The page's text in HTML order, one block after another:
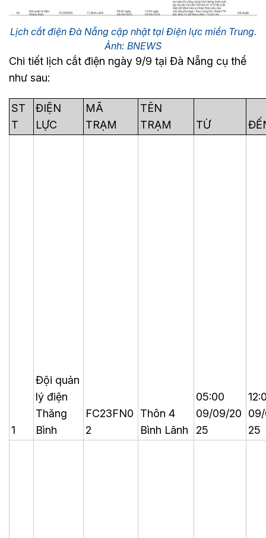
Lịch cắt điện Đà Nẵng cập nhật tại Điện lực miền Trung.
Ảnh: BNEWS
Chi tiết lịch cắt điện ngày 9/9 tại Đà Nẵng cụ thể
như sau:
ST
T
ĐIỆN
LỰC
MÃ
TRẠM
TÊN
TRẠM
TỪ
1
Đội quản
lý điện
Thăng
Bình
FC23FN0
2
Thôn 4
Bình Lãnh
05:00
09/09/20
25
25